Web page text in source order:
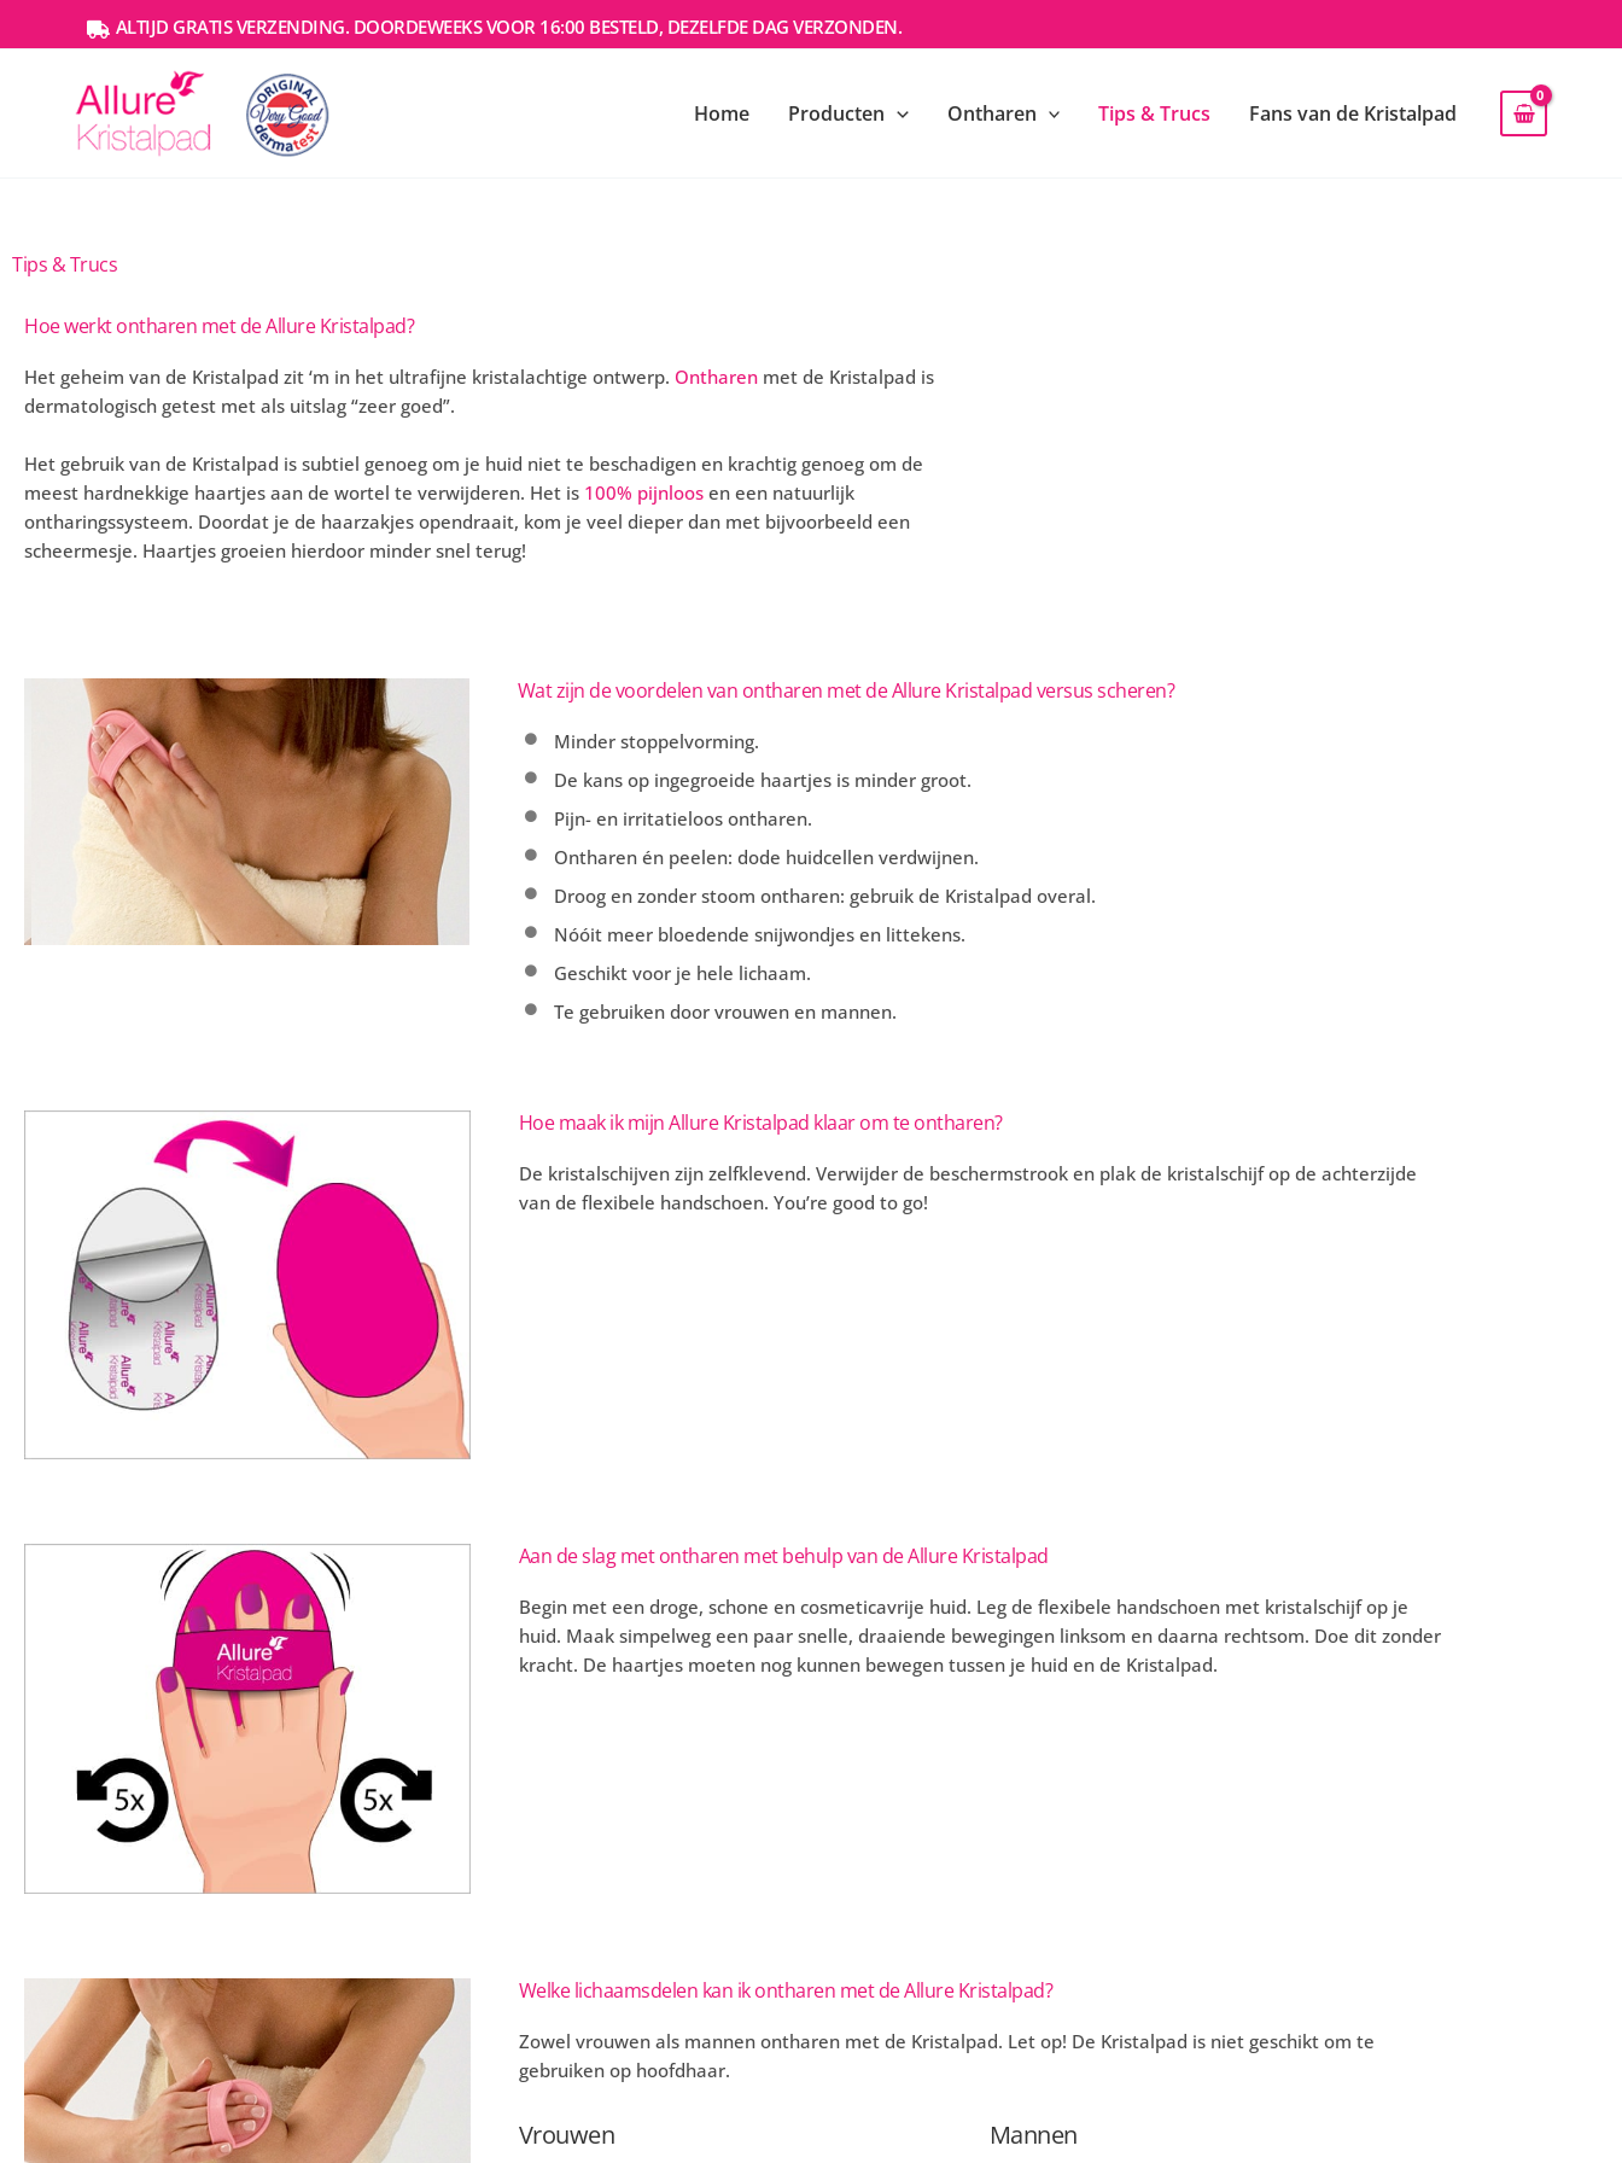
naar
ALTIJD GRATIS VERZENDING. DOORDEWEEKS VOOR 16:00 BESTELD, DEZELFDE DAG VERZONDEN.
Home Producten Ontharen Tips & Trucs Fans van de Kristalpad
Tips & Trucs
Hoe werkt ontharen met de Allure Kristalpad?
Het geheim van de Kristalpad zit ‘m in het ultrafijne kristalachtige ontwerp. Ontharen met de Kristalpad is
dermatologisch getest met als uitslag “zeer goed”.
Het gebruik van de Kristalpad is subtiel genoeg om je huid niet te beschadigen en krachtig genoeg om de
meest hardnekkige haartjes aan de wortel te verwijderen. Het is 100% pijnloos en een natuurlijk
ontharingssysteem. Doordat je de haarzakjes opendraait, kom je veel dieper dan met bijvoorbeeld een
scheermesje. Haartjes groeien hierdoor minder snel terug!
Wat zijn de voordelen van ontharen met de Allure Kristalpad versus scheren?
Minder stoppelvorming.
De kans op ingegroeide haartjes is minder groot.
Pijn- en irritatieloos ontharen.
Ontharen én peelen: dode huidcellen verdwijnen.
Droog en zonder stoom ontharen: gebruik de Kristalpad overal.
Nóóit meer bloedende snijwondjes en littekens.
Geschikt voor je hele lichaam.
Te gebruiken door vrouwen en mannen.
Hoe maak ik mijn Allure Kristalpad klaar om te ontharen?
De kristalschijven zijn zelfklevend. Verwijder de beschermstrook en plak de kristalschijf op de achterzijde
van de flexibele handschoen. You’re good to go!
Aan de slag met ontharen met behulp van de Allure Kristalpad
Begin met een droge, schone en cosmeticavrije huid. Leg de flexibele handschoen met kristalschijf op je
huid. Maak simpelweg een paar snelle, draaiende bewegingen linksom en daarna rechtsom. Doe dit zonder
kracht. De haartjes moeten nog kunnen bewegen tussen je huid en de Kristalpad.
Welke lichaamsdelen kan ik ontharen met de Allure Kristalpad?
Zowel vrouwen als mannen ontharen met de Kristalpad. Let op! De Kristalpad is niet geschikt om te
gebruiken op hoofdhaar.
Vrouwen Mannen